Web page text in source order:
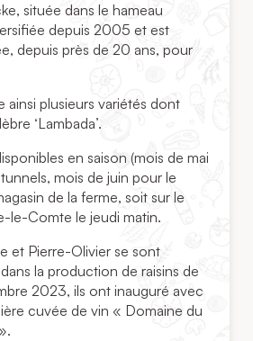
située dans le hameau
depuis 2005 et est
depuis près de 20 ans, pour
ainsi plusieurs variétés dont
‘Lambada’.
en saison (mois de mai
mois de juin pour le
de la ferme, soit sur le
le-Comte le jeudi matin.
et Pierre-Olivier se sont
la production de raisins de
2023, ils ont inauguré avec
cuvée de vin « Domaine du